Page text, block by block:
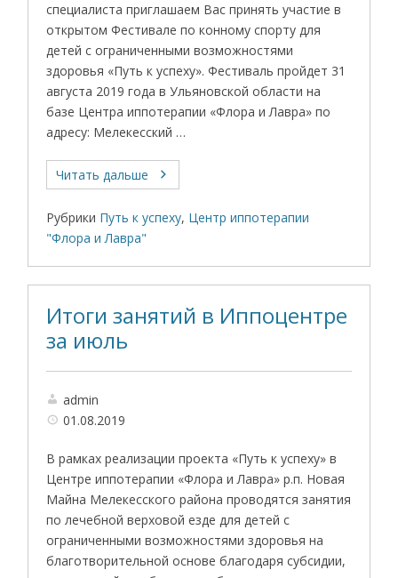
специалиста приглашаем Вас принять участие в
открытом Фестивале по конному спорту для
детей с ограниченными возможностями
здоровья «Путь к успеху». Фестиваль пройдет 31
августа 2019 года в Ульяновской области на
базе Центра иппотерапии «Флора и Лавра» по
адресу: Мелекесский …
Читать дальше
Рубрики Путь к успеху, Центр иппотерапии
"Флора и Лавра"
Итоги занятий в Иппоцентре
за июль
admin
01.08.2019
В рамках реализации проекта «Путь к успеху» в
Центре иппотерапии «Флора и Лавра» р.п. Новая
Майна Мелекесского района проводятся занятия
по лечебной верховой езде для детей с
ограниченными возможностями здоровья на
благотворительной основе благодаря субсидии,